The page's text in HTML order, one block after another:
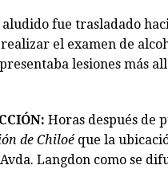
fue trasladado
el examen de
lesiones más
Horas después de
de Chiloéque la
Langdon como se